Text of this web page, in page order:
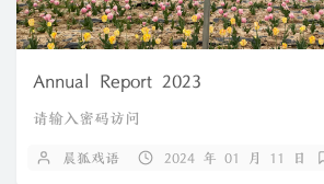
Annual Report 2023
请输入密码访问
晨狐戏语 2024 年 01 月 11 日